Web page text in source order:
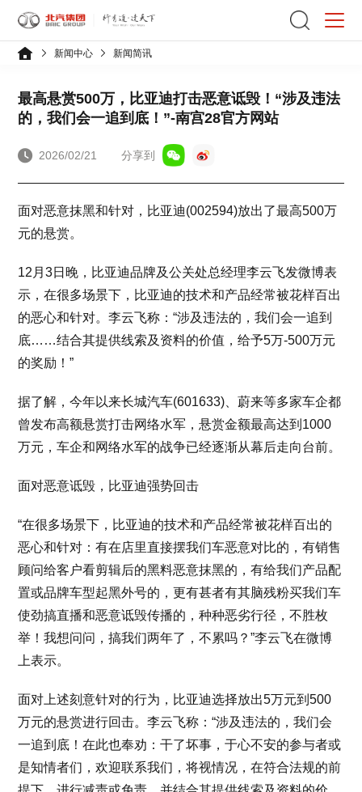
新闻中心 新闻简讯
最高悬赏500万，比亚迪打击恶意诋毁！“涉及违法
的，我们会一追到底！”-南宫28官方网站
2026/02/21 分享到
面对恶意抹黑和针对，比亚迪(002594)放出了最高500万
元的悬赏。
12月3日晚，比亚迪品牌及公关处总经理李云飞发微博表
示，在很多场景下，比亚迪的技术和产品经常被花样百出
的恶心和针对。李云飞称：“涉及违法的，我们会一追到
底……结合其提供线索及资料的价值，给予5万-500万元
的奖励！”
据了解，今年以来长城汽车(601633)、蔚来等多家车企都
曾发布高额悬赏打击网络水军，悬赏金额最高达到1000
万元，车企和网络水军的战争已经逐渐从幕后走向台前。
面对恶意诋毁，比亚迪强势回击
“在很多场景下，比亚迪的技术和产品经常被花样百出的
恶心和针对：有在店里直接摆我们车恶意对比的，有销售
顾问给客户看剪辑后的黑料恶意抹黑的，有给我们产品配
置或品牌车型起黑外号的，更有甚者有其脑残粉买我们车
使劲搞直播和恶意诋毁传播的，种种恶劣行径，不胜枚
举！我想问问，搞我们两年了，不累吗？”李云飞在微博
上表示。
面对上述刻意针对的行为，比亚迪选择放出5万元到500
万元的悬赏进行回击。李云飞称：“涉及违法的，我们会
一追到底！在此也奉劝：干了坏事，于心不安的参与者或
是知情者们，欢迎联系我们，将视情况，在符合法规的前